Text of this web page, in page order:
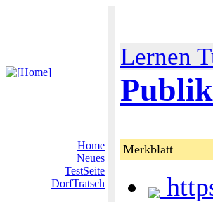
Lernen
Home
Neues
TestSeite
DorfTratsch
Merkblatt